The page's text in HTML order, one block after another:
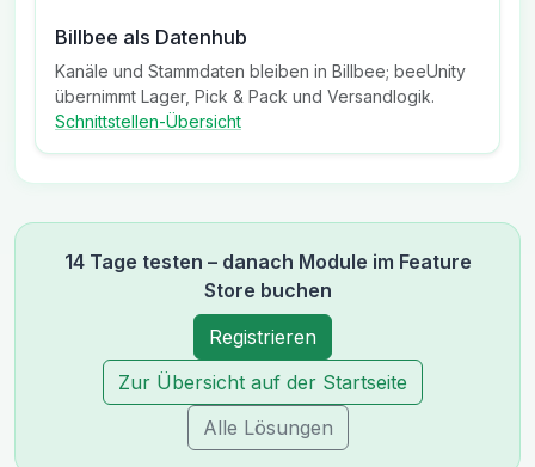
Billbee als Datenhub
Kanäle und Stammdaten bleiben in Billbee; beeUnity
übernimmt Lager, Pick & Pack und Versandlogik.
Schnittstellen-Übersicht
14 Tage testen – danach Module im Feature
Store buchen
Registrieren
Zur Übersicht auf der Startseite
Alle Lösungen